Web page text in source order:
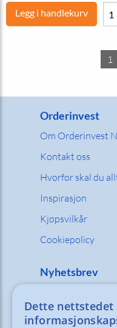
Legg i handlekurv
1
Orderinvest
Om Orderinvest
Kontakt oss
Hvorfor skal du
Inspirasjon
Kjøpsvilkår
Cookiepolicy
Nyhetsbrev
Fyll inn din e-
motta våre
Dette